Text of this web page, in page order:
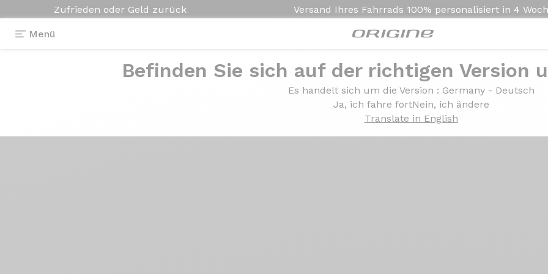
Zufrieden oder Geld zurück Versand Ihres Fahrrads 100% personalisiert in 4
Menü
Befinden Sie sich auf der richtigen Version
Es handelt sich um die Version : Germany - Deutsch
Ja, ich fahre fortNein, ich ändere
Translate in English
Präsentation Technologien